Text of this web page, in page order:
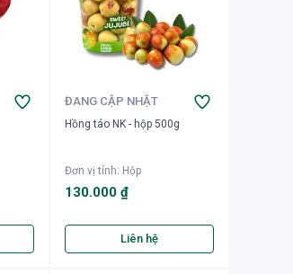
ĐANG CẬP NHẬT
Hồng táo NK - hộp 500g
Đơn vị tính: Hộp
130.000 ₫
Liên hệ